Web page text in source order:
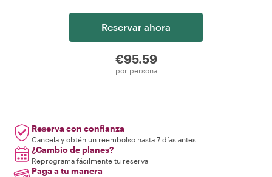
Reservar ahora
€95.59
por persona
Reserva con confianza
Cancela y obtén un reembolso hasta 7 días antes
¿Cambio de planes?
Reprograma fácilmente tu reserva
Paga a tu manera